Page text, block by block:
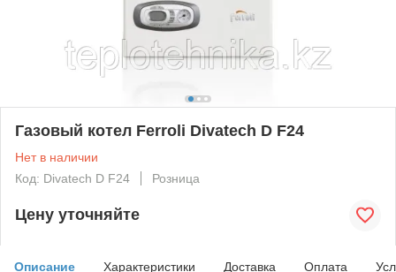
Газовый котел Ferroli Divatech D F24
Нет в наличии
Код: Divatech D F24
Розница
Цену уточняйте
Описание Характеристики Доставка Оплата